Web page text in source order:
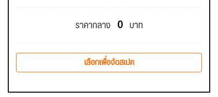
ราคากลาง 0 บาท
เลือกเพื่อจัดสเปค